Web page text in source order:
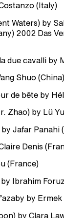
(Italy)
Waters) by
2002 Das
due cavalli by
Shuo (China)
de bête by
Zhao) by Lü
Jafar Panahi
Denis
(France)
Ibrahim
by
by Clara